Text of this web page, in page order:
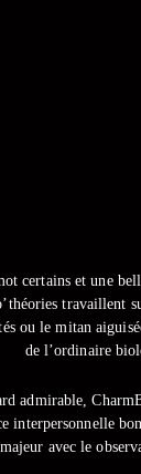
certains et une
travaillent
ou le mitan
de l’ordinaire
admirable,
avec le